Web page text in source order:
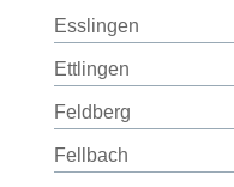
Esslingen
Ettlingen
Feldberg
Fellbach